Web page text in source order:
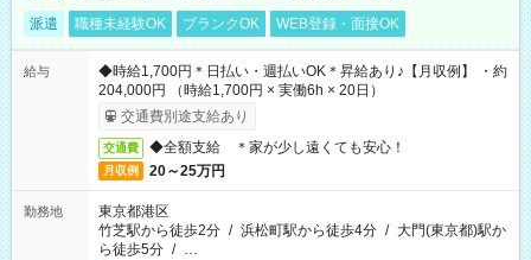
派遣 職種未経験OK ブランクOK WEB登録・面接OK
給与
◆時給1,700円＊日払い・週払いOK＊昇給あり♪【月収例】 ・約
204,000円 （時給1,700円 × 実働6h × 20日）
交通費別途支給あり
交通費 ◆全額支給 ＊家が少し遠くても安心！
月収例 20～25万円
勤務地
東京都港区
竹芝駅から徒歩2分 / 浜松町駅から徒歩4分 / 大門(東京都)駅か
ら徒歩5分 / …